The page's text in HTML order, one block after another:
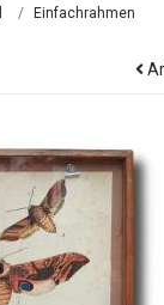
Einfachrahmen